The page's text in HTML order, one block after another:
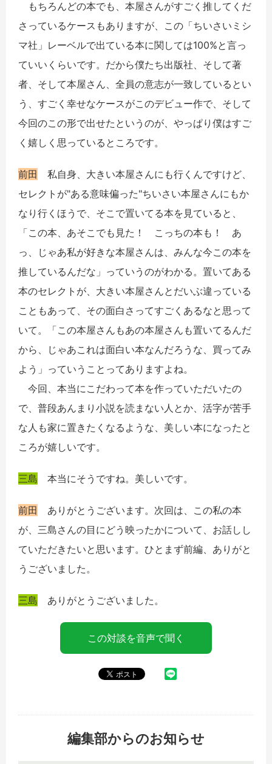
もちろんどの本でも、本屋さんがすごく推してくだ
さっているケースもありますが、この「ちいさいミシ
マ社」レーベルで出ている本に関しては100%と言っ
ていいくらいです。だから僕たち出版社、そして著
者、そして本屋さん、全員の意志が一致しているとい
う、すごく幸せなケースがこのデビュー作で、そして
今回のこの形で出せたというのが、やっぱり僕はすご
く嬉しく思っているところです。
前田 私自身、大きい本屋さんにも行くんですけど、
セレクトが"ある意味偏った"ちいさい本屋さんにもか
なり行くほうで、そこで置いてる本を見ていると、
「この本、あそこでも見た！ こっちの本も！ あ
っ、じゃあ私が好きな本屋さんは、みんな今この本を
推しているんだな」っていうのがわかる。置いてある
本のセレクトが、大きい本屋さんとだいぶ違っている
こともあって、その面白さってすごくあるなと思って
いて。「この本屋さんもあの本屋さんも置いてるんだ
から、じゃあこれは面白い本なんだろうな、買ってみ
よう」っていうことってありますよね。
今回、本当にこだわって本を作っていただいたの
で、普段あんまり小説を読まない人とか、活字が苦手
な人も家に置きたくなるような、美しい本になったと
ころが嬉しいです。
三島 本当にそうですね。美しいです。
前田 ありがとうございます。次回は、この私の本
が、三島さんの目にどう映ったかについて、お話しし
ていただきたいと思います。ひとまず前編、ありがと
うございました。
三島 ありがとうございました。
この対談を音声で聞く
編集部からのお知らせ